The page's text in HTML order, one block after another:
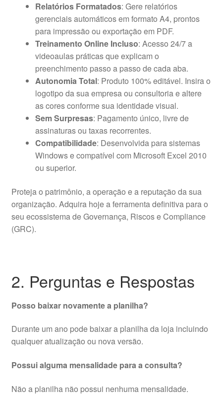
Relatórios Formatados: Gere relatórios
gerenciais automáticos em formato A4, prontos
para impressão ou exportação em PDF.
Treinamento Online Incluso: Acesso 24/7 a
videoaulas práticas que explicam o
preenchimento passo a passo de cada aba.
Autonomia Total: Produto 100% editável. Insira o
logotipo da sua empresa ou consultoria e altere
as cores conforme sua identidade visual.
Sem Surpresas: Pagamento único, livre de
assinaturas ou taxas recorrentes.
Compatibilidade: Desenvolvida para sistemas
Windows e compatível com Microsoft Excel 2010
ou superior.
Proteja o patrimônio, a operação e a reputação da sua
organização. Adquira hoje a ferramenta definitiva para o
seu ecossistema de Governança, Riscos e Compliance
(GRC).
2. Perguntas e Respostas
Posso baixar novamente a planilha?
Durante um ano pode baixar a planilha da loja incluindo
qualquer atualização ou nova versão.
Possui alguma mensalidade para a consulta?
Não a planilha não possui nenhuma mensalidade.